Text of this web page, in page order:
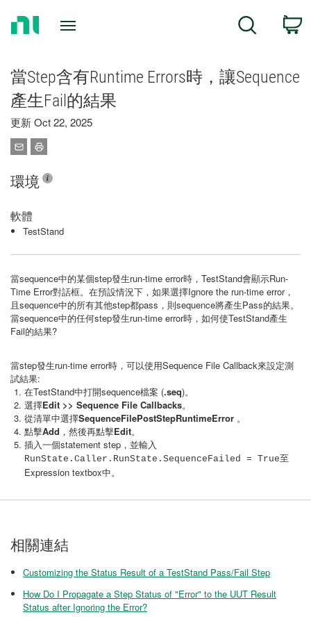
Search
當Step含有Runtime Errors時，讓Sequence
產生Fail的結果
更新 Oct 22, 2025
環境
軟體
TestStand
當sequence中的某個step發生run-time error時，TestStand會顯示Run-
Time Error對話框。在預設情況下，如果選擇Ignore the run-time error，
且sequence中的所有其他step都pass，則sequence將產生Pass的結果。
當sequence中的任何step發生run-time error時，如何使TestStand產生
Fail的結果?
當step發生run-time error時，可以使用Sequence File Callback來設定測
試結果:
在TestStand中打開sequence檔案 (.seq)。
選擇Edit >> Sequence File Callbacks。
從清單中選擇SequenceFilePostStepRuntimeError 。
點擊Add ，然後再點擊Edit。
插入一個statement step，並輸入
RunState.Caller.RunState.SequenceFailed = True至
Expression textbox中。
相關連結
Customizing the Status Result of a TestStand Pass/Fail Step
How Do I Propagate a Step Status of "Error" to the UUT Result
Status after Ignoring the Error?